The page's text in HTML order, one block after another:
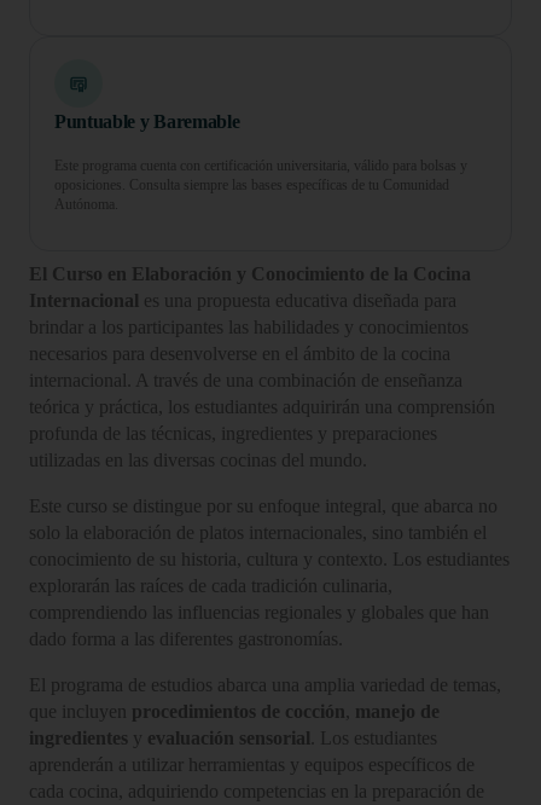
Puntuable y Baremable
Este programa cuenta con certificación universitaria, válido para bolsas y
oposiciones. Consulta siempre las bases específicas de tu Comunidad
Autónoma.
El Curso en Elaboración y Conocimiento de la Cocina
Internacional es una propuesta educativa diseñada para
brindar a los participantes las habilidades y conocimientos
necesarios para desenvolverse en el ámbito de la cocina
internacional. A través de una combinación de enseñanza
teórica y práctica, los estudiantes adquirirán una comprensión
profunda de las técnicas, ingredientes y preparaciones
utilizadas en las diversas cocinas del mundo.
Este curso se distingue por su enfoque integral, que abarca no
solo la elaboración de platos internacionales, sino también el
conocimiento de su historia, cultura y contexto. Los estudiantes
explorarán las raíces de cada tradición culinaria,
comprendiendo las influencias regionales y globales que han
dado forma a las diferentes gastronomías.
El programa de estudios abarca una amplia variedad de temas,
que incluyen procedimientos de cocción manejo de
ingredientes y evaluación sensorial . Los estudiantes
aprenderán a utilizar herramientas y equipos específicos de
cada cocina, adquiriendo competencias en la preparación de